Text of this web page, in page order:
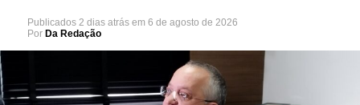
Publicados 2 dias atrás em 6 de agosto de 2026
Por Da Redação